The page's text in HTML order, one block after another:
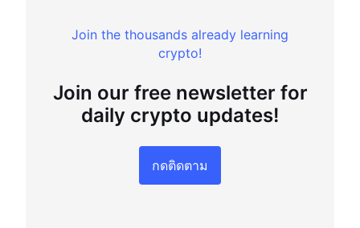
Join the thousands already learning
crypto!
Join our free newsletter for
daily crypto updates!
กดติดตาม